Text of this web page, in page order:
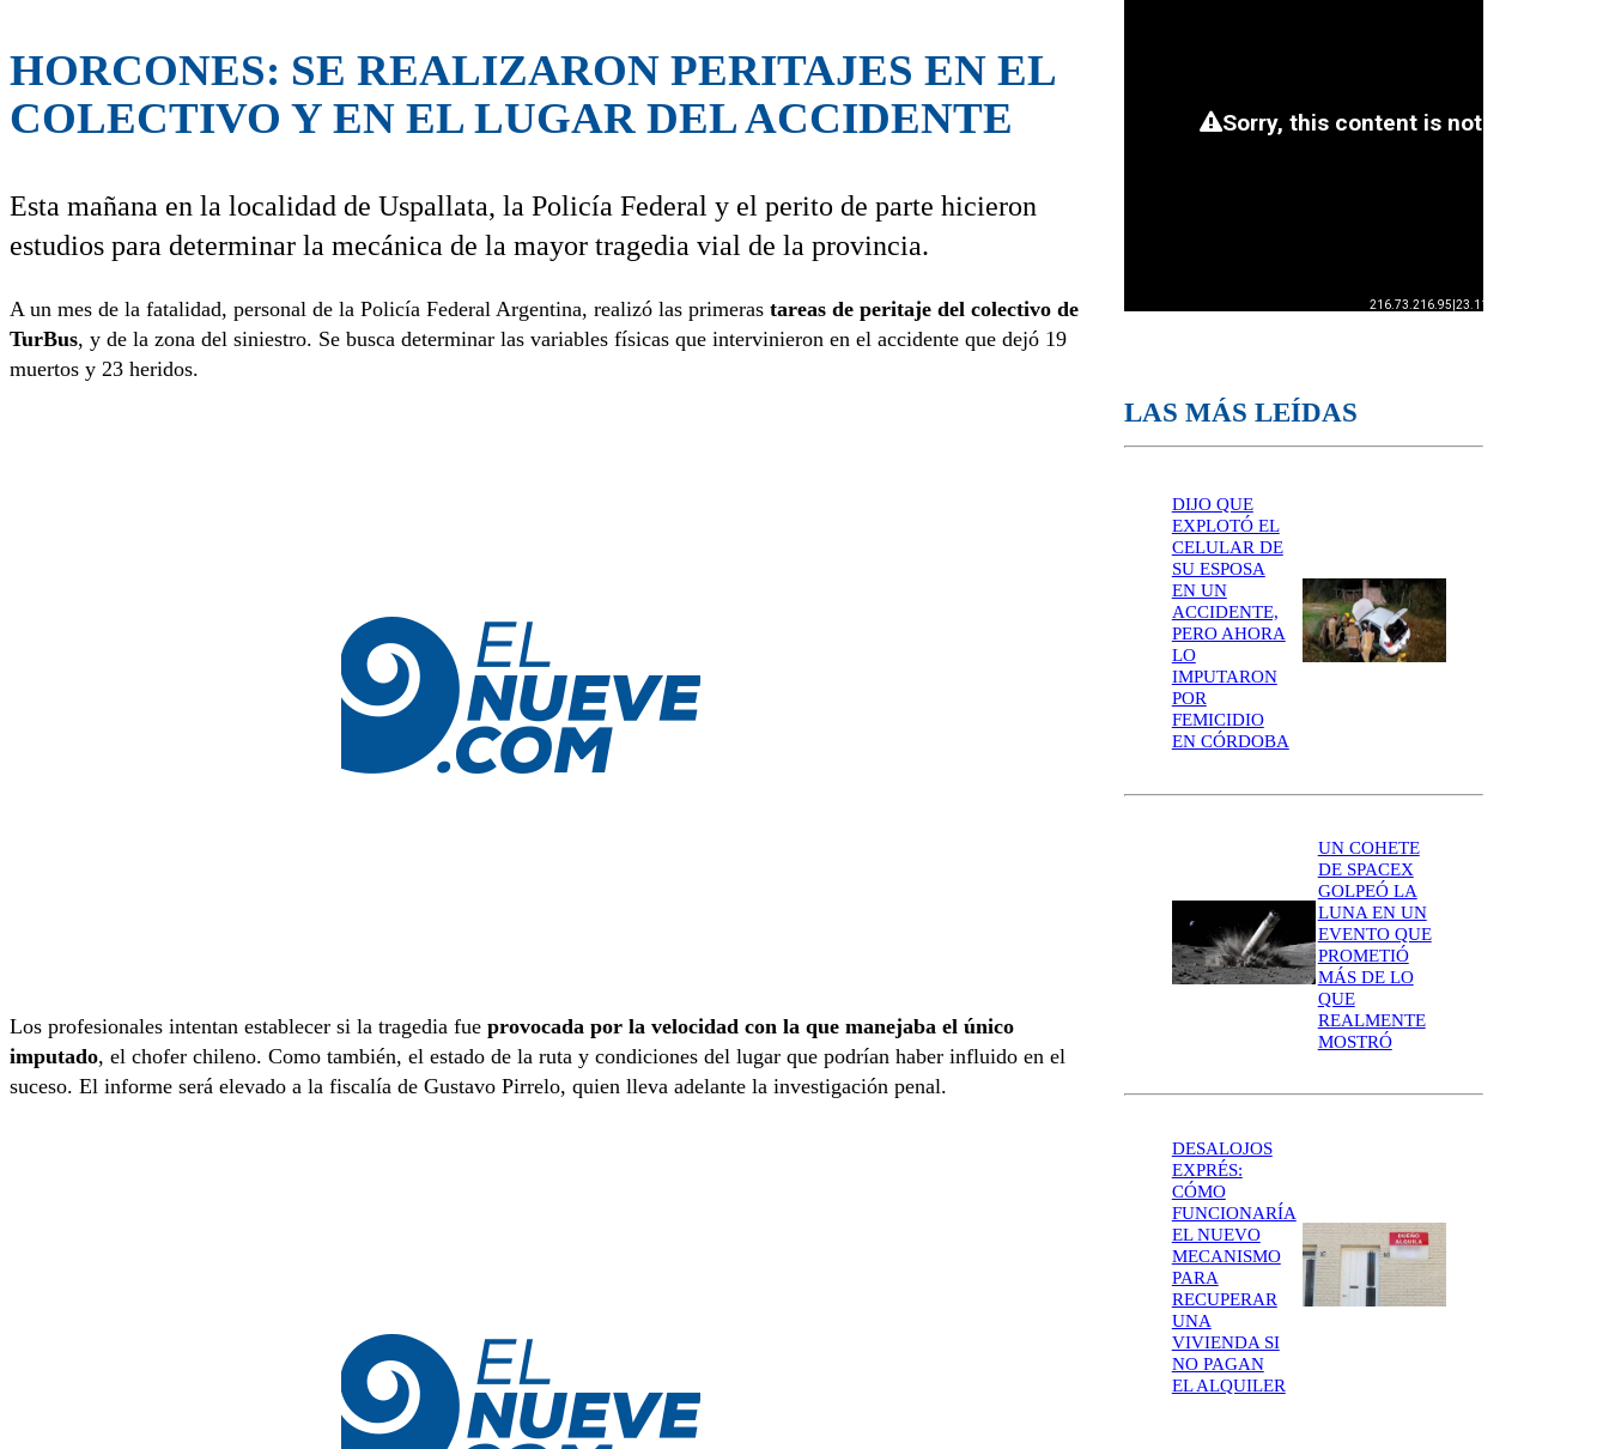
HORCONES: SE REALIZARON PERITAJES EN EL
COLECTIVO Y EN EL LUGAR DEL ACCIDENTE
Esta mañana en la localidad de Uspallata, la Policía Federal y el perito de parte hicieron
estudios para determinar la mecánica de la mayor tragedia vial de la provincia.
A un mes de la fatalidad, personal de la Policía Federal Argentina, realizó las primeras tareas de peritaje del colectivo de
TurBus, y de la zona del siniestro. Se busca determinar las variables físicas que intervinieron en el accidente que dejó 19
muertos y 23 heridos.
Los profesionales intentan establecer si la tragedia fue provocada por la velocidad con la que manejaba el único
imputado, el chofer chileno. Como también, el estado de la ruta y condiciones del lugar que podrían haber influido en el
suceso. El informe será elevado a la fiscalía de Gustavo Pirrelo, quien lleva adelante la investigación penal.
LAS MÁS LEÍDAS
DIJO QUE
EXPLOTÓ EL
CELULAR DE
SU ESPOSA
EN UN
ACCIDENTE,
PERO AHORA
LO
IMPUTARON
POR
FEMICIDIO
EN CÓRDOBA
UN COHETE
DE SPACEX
GOLPEÓ LA
LUNA EN UN
EVENTO QUE
PROMETIÓ
MÁS DE LO
QUE
REALMENTE
MOSTRÓ
DESALOJOS
EXPRÉS:
CÓMO
FUNCIONARÍA
EL NUEVO
MECANISMO
PARA
RECUPERAR
UNA
VIVIENDA SI
NO PAGAN
EL ALQUILER